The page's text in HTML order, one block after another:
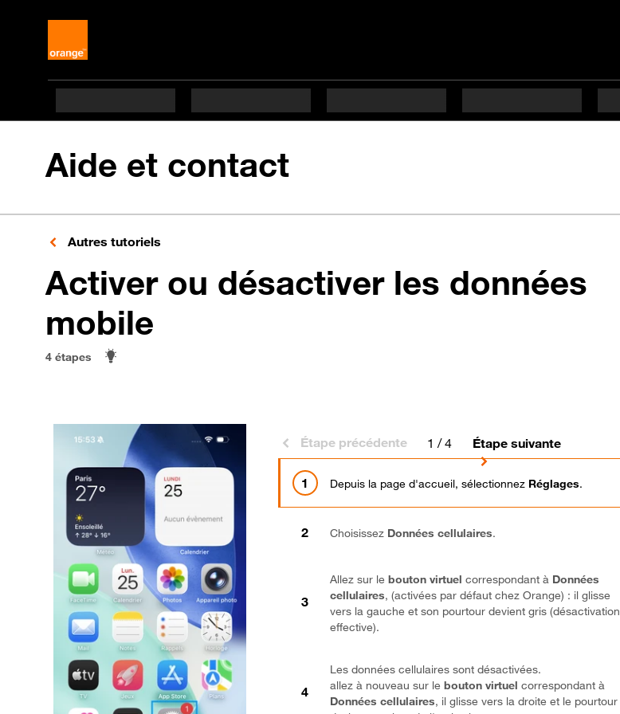
Aide et contact
Autres tutoriels
Activer ou désactiver les données
mobile
4 étapes
Étape précédente 1 / 4 Étape suivante
Depuis la page d'accueil, sélectionnez Réglages.
Choisissez Données cellulaires.
Allez sur le bouton virtuel correspondant à Données
cellulaires, (activées par défaut chez Orange) : il glisse
vers la gauche et son pourtour devient gris (désactivation
effective).
Les données cellulaires sont désactivées.
allez à nouveau sur le bouton virtuel correspondant à
Données cellulaires, il glisse vers la droite et le pourtour